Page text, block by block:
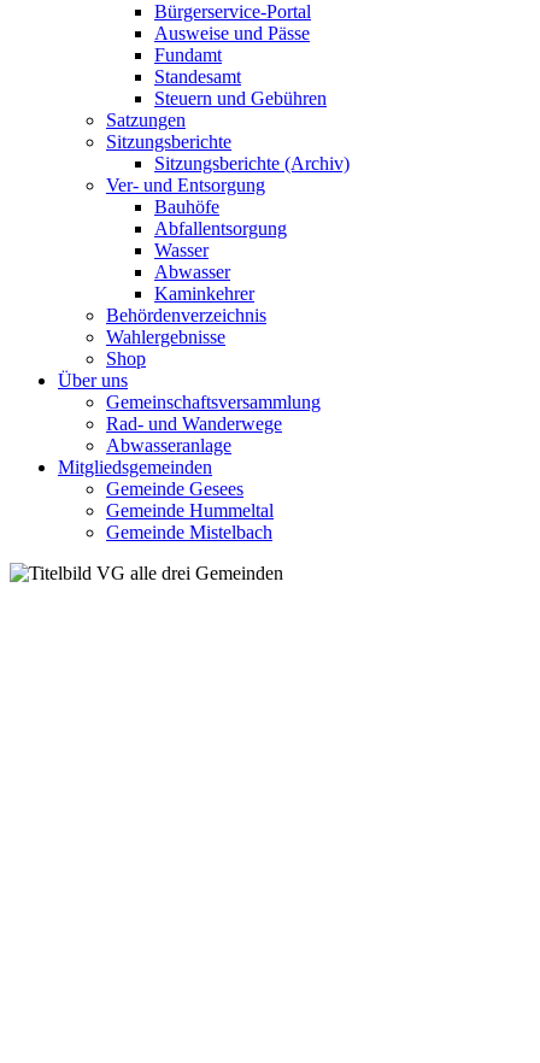
Bürgerservice-Portal
Ausweise und Pässe
Fundamt
Standesamt
Steuern und Gebühren
Satzungen
Sitzungsberichte
Sitzungsberichte (Archiv)
Ver- und Entsorgung
Bauhöfe
Abfallentsorgung
Wasser
Abwasser
Kaminkehrer
Behördenverzeichnis
Wahlergebnisse
Shop
Über uns
Gemeinschaftsversammlung
Rad- und Wanderwege
Abwasseranlage
Mitgliedsgemeinden
Gemeinde Gesees
Gemeinde Hummeltal
Gemeinde Mistelbach